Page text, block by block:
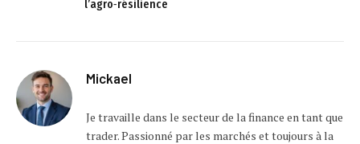
l’agro‑résilience
Mickael
Je travaille dans le secteur de la finance en tant que
trader. Passionné par les marchés et toujours à la